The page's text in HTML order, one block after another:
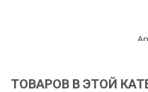
ТОВАРОВ В ЭТОЙ